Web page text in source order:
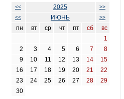
<< 2025
>>
<<
ИЮНЬ >>
пн вт ср чт пт сб
вс
1
2
3 4 5 6 7
8
9
10 11 12 13 14
15
16
17 18 19 20 21
22
23
24 25 26 27 28
29
30